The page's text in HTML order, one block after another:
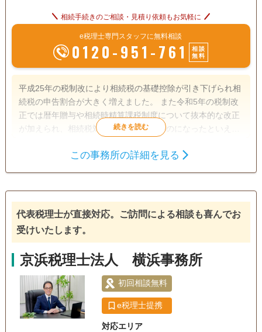
相続手続きのご相談・見積り依頼もお気軽に
e税理士専門スタッフに無料相談
0120-951-761
相談
無料
平成25年の税制改により相続税の基礎控除が引き下げられ相
続税の申告割合が大きく増えました。 また令和5年の税制改
正では暦年贈与や相続時精算課税制度について抜本的な改正
が加えられ、相続税対策もより複雑なものになったといえま
対策や遺産分割のご相談まで、責任感と誠実さをもって対応
遺産分割
銀行手続き 戸籍収集
電話相談可 土日相談可
事務所面談可
この事務所の詳細を見る
代表税理士が直接対応。ご訪問による相談も喜んでお
受けいたします。
京浜税理士法人 横浜事務所
初回相談無料
e税理士提携
対応エリア